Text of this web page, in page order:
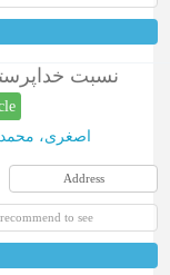
نسبت
اصغری، محمد
Address
to see